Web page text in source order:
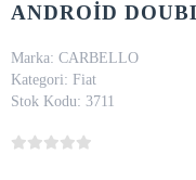
ANDROİD
Marka: CARBELLO
Kategori: Fiat
Stok Kodu: 3711